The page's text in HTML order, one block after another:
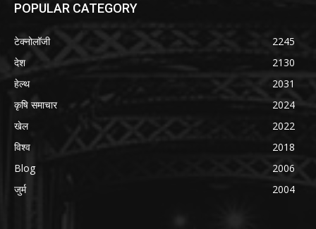
POPULAR CATEGORY
टेक्नोलॉजी
2245
देश
2130
हेल्थ
2031
कृषि समाचार
2024
खेल
2022
विश्व
2018
Blog
2006
जुर्म
2004